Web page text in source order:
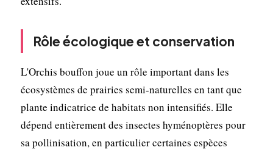
Rôle écologique et conservation
L'Orchis bouffon joue un rôle important dans les
écosystèmes de prairies semi-naturelles en tant que
plante indicatrice de habitats non intensifiés. Elle
dépend entièrement des insectes hyménoptères pour
sa pollinisation, en particulier certaines espèces